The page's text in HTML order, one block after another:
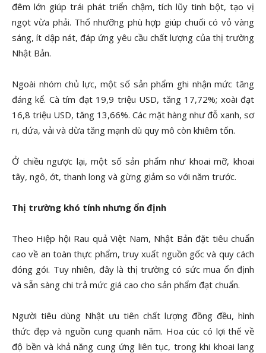
đêm lớn giúp trái phát triển chậm, tích lũy tinh bột, tạo vị
ngọt vừa phải. Thổ nhưỡng phù hợp giúp chuối có vỏ vàng
sáng, ít dập nát, đáp ứng yêu cầu chất lượng của thị trường
Nhật Bản.
Ngoài nhóm chủ lực, một số sản phẩm ghi nhận mức tăng
đáng kể. Cà tím đạt 19,9 triệu USD, tăng 17,72%; xoài đạt
16,8 triệu USD, tăng 13,66%. Các mặt hàng như đỗ xanh, sơ
ri, dứa, vải và dừa tăng mạnh dù quy mô còn khiêm tốn.
Ở chiều ngược lại, một số sản phẩm như khoai mỡ, khoai
tây, ngô, ớt, thanh long và gừng giảm so với năm trước.
Thị trường khó tính nhưng ổn định
Theo Hiệp hội Rau quả Việt Nam, Nhật Bản đặt tiêu chuẩn
cao về an toàn thực phẩm, truy xuất nguồn gốc và quy cách
đóng gói. Tuy nhiên, đây là thị trường có sức mua ổn định
và sẵn sàng chi trả mức giá cao cho sản phẩm đạt chuẩn.
Người tiêu dùng Nhật ưu tiên chất lượng đồng đều, hình
thức đẹp và nguồn cung quanh năm. Hoa cúc có lợi thế về
độ bền và khả năng cung ứng liên tục, trong khi khoai lang